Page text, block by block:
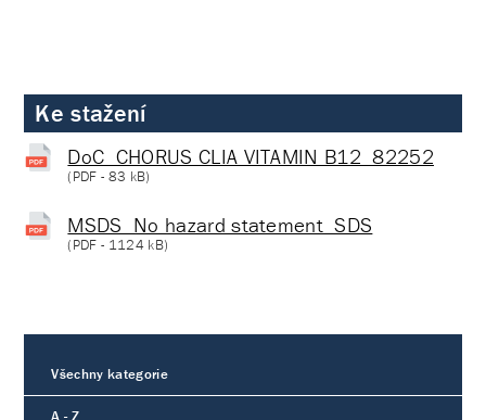
Ke stažení
DoC_CHORUS CLIA VITAMIN B12_82252
(PDF - 83 kB)
MSDS_No hazard statement_SDS
(PDF - 1124 kB)
Všechny kategorie
A - Z